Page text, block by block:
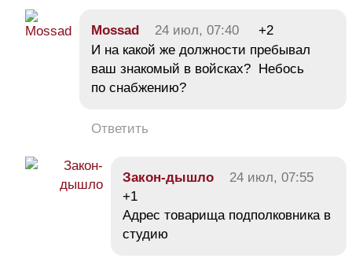
Mossad 24 июл, 07:40
+2
И на какой же должности пребывал
ваш знакомый в войсках? Небось
по снабжению?
Ответить
Закон-дышло
24 июл, 07:55
+1
Адрес товарища подполковника в
студию